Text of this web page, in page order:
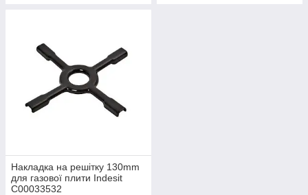
Накладка на решітку 130mm
для газової плити Indesit
C00033532